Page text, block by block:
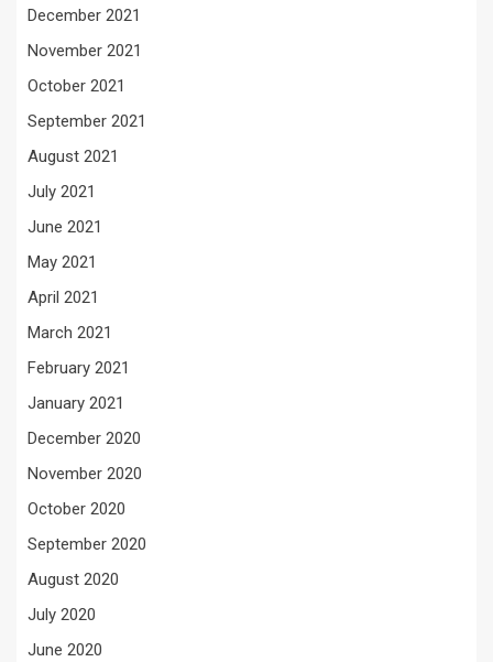
December 2021
November 2021
October 2021
September 2021
August 2021
July 2021
June 2021
May 2021
April 2021
March 2021
February 2021
January 2021
December 2020
November 2020
October 2020
September 2020
August 2020
July 2020
June 2020